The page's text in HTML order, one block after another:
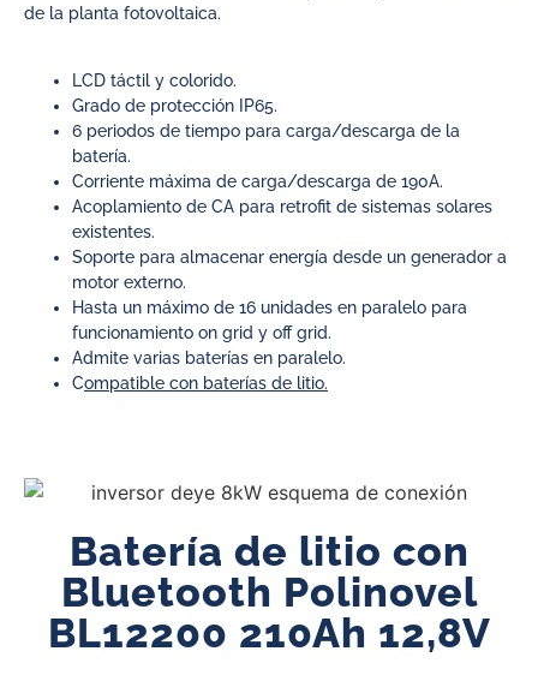
de la planta fotovoltaica.
LCD táctil y colorido.
Grado de protección IP65.
6 periodos de tiempo para carga/descarga de la
batería.
Corriente máxima de carga/descarga de 190A.
Acoplamiento de CA para retrofit de sistemas solares
existentes.
Soporte para almacenar energía desde un generador a
motor externo.
Hasta un máximo de 16 unidades en paralelo para
funcionamiento on grid y off grid.
Admite varias baterías en paralelo.
Compatible con baterías de litio.
Batería de litio con
Bluetooth Polinovel
BL12200 210Ah 12,8V